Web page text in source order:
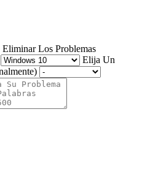
Eliminar Los Problemas
Elija Un